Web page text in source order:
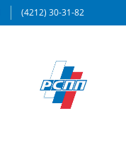
(4212) 30-31-82